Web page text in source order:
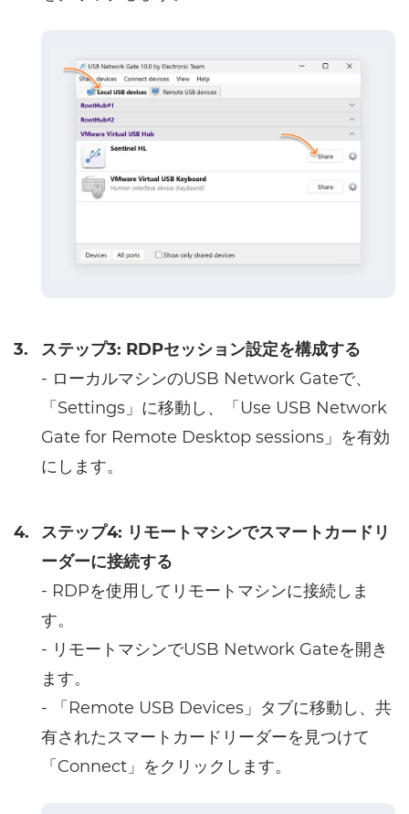
3.
ステップ3: RDPセッション設定を構成する
- ローカルマシンのUSB Network Gateで、
「Settings」に移動し、「Use USB Network
Gate for Remote Desktop sessions」を有効
にします。
4.
ステップ4: リモートマシンでスマートカードリ
ーダーに接続する
- RDPを使用してリモートマシンに接続しま
す。
- リモートマシンでUSB Network Gateを開き
ます。
- 「Remote USB Devices」タブに移動し、共
有されたスマートカードリーダーを見つけて
「Connect」をクリックします。